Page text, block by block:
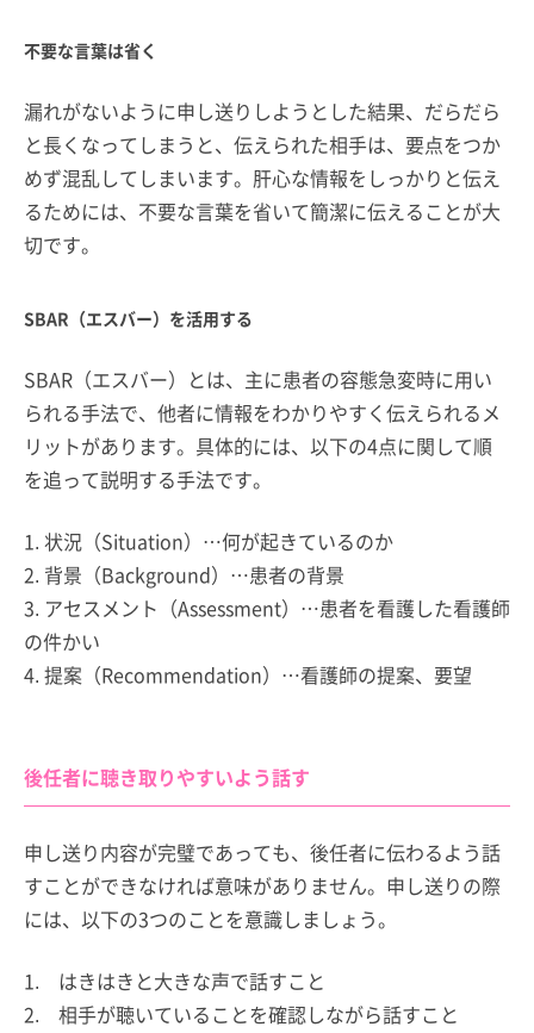
不要な言葉は省く
漏れがないように申し送りしようとした結果、だらだら
と長くなってしまうと、伝えられた相手は、要点をつか
めず混乱してしまいます。肝心な情報をしっかりと伝え
るためには、不要な言葉を省いて簡潔に伝えることが大
切です。
SBAR（エスバー）を活用する
SBAR（エスバー）とは、主に患者の容態急変時に用い
られる手法で、他者に情報をわかりやすく伝えられるメ
リットがあります。具体的には、以下の4点に関して順
を追って説明する手法です。
1. 状況（Situation）…何が起きているのか
2. 背景（Background）…患者の背景
3. アセスメント（Assessment）…患者を看護した看護師
の件かい
4. 提案（Recommendation）…看護師の提案、要望
後任者に聴き取りやすいよう話す
申し送り内容が完璧であっても、後任者に伝わるよう話
すことができなければ意味がありません。申し送りの際
には、以下の3つのことを意識しましょう。
1. はきはきと大きな声で話すこと
2. 相手が聴いていることを確認しながら話すこと